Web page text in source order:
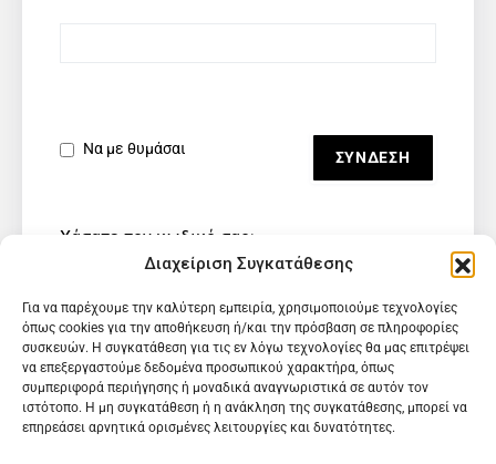
Διαχείριση Συγκατάθεσης
Για να παρέχουμε την καλύτερη εμπειρία, χρησιμοποιούμε τεχνολογίες
όπως cookies για την αποθήκευση ή/και την πρόσβαση σε πληροφορίες
συσκευών. Η συγκατάθεση για τις εν λόγω τεχνολογίες θα μας επιτρέψει
να επεξεργαστούμε δεδομένα προσωπικού χαρακτήρα, όπως
συμπεριφορά περιήγησης ή μοναδικά αναγνωριστικά σε αυτόν τον
ιστότοπο. Η μη συγκατάθεση ή η ανάκληση της συγκατάθεσης, μπορεί να
επηρεάσει αρνητικά ορισμένες λειτουργίες και δυνατότητες.
Να με θυμάσαι
Χάσατε τον κωδικό σας;